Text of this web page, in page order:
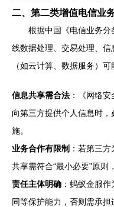
二、第二类增值电信业
根据中国《电信业务
线数据处理、交易处理、
（如云计算、数据服务）
信息共享需合法 ：《网络
向第三方提供个人信息时
施。
业务合作有限制 ：若第三
共享需符合“最小必要”原则
责任主体明确 ：蚂蚁金服
同等保护能力，否则需承担